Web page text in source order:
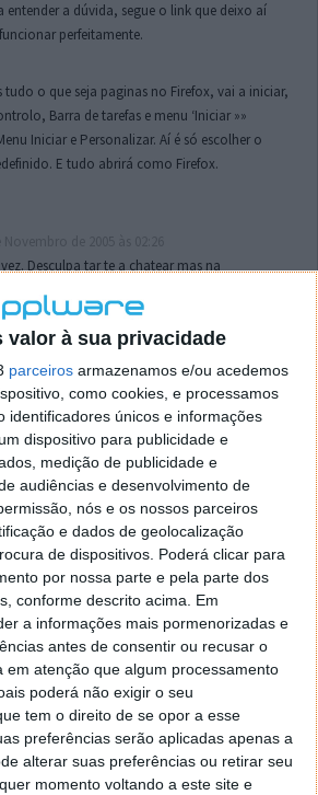
valor à sua privacidade
parceiros armazenamos e/ou acedemos
como cookies, e processamos
identificadores únicos e informações
dispositivo para publicidade e
medição de publicidade e
audiências e desenvolvimento de
nós e os nossos parceiros
e dados de geolocalização
de dispositivos. Poderá clicar para
por nossa parte e pela parte dos
conforme descrito acima. Em
a informações mais pormenorizadas e
antes de consentir ou recusar o
em atenção que algum processamento
poderá não exigir o seu
tem o direito de se opor a esse
preferências serão aplicadas apenas a
alterar suas preferências ou retirar seu
momento voltando a este site e
entender a dúvida, segue o link que deixo aí
perfeitamente.
tudo o que seja paginas no Firefox, vai a iniciar,
Barra de tarefas e menu ‘Iniciar »»
Iniciar e Personalizar. Aí é só escolher o
E tudo abrirá como Firefox.
Desculpa tar te a chatear mas na
browser predefenido
e nada. Tou a comecar a desesperar, ate ja
o explorer na tentativa de forçar o uso do
em vao. Kaso te lembres de outra dica fico
caso contrario obrigado a mesma
7 de Novembro de 2005 às 01:39
o link funciona. Seja como for segue por mail
8.
7 de Novembro de 2005 às 11:21
o que te falei. Faz da seguinte maneira,
e no topo dessa janela com o botão direito do
Depois no separador Menu ‘Iniciar’
‘Personalizar’ aí encontrarás no separador
para escolheres o Browser com que queres